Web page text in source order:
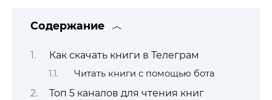
Содержание
Как скачать книги в Телеграм
Читать книги с помощью бота
Топ 5 каналов для чтения книг